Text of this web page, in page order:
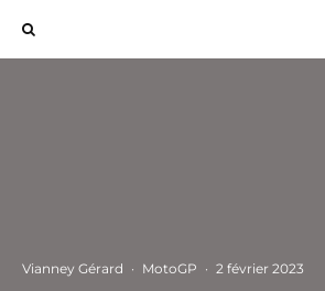
Vianney Gérard · MotoGP · 2 février 2023